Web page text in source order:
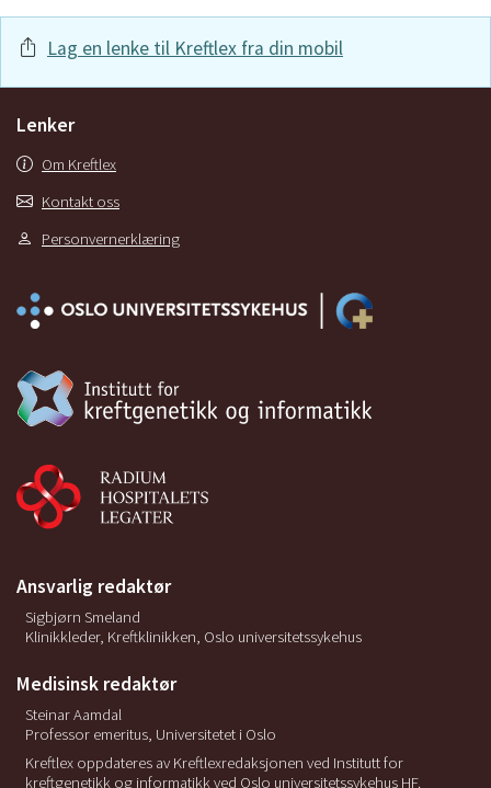
Lag en lenke til Kreftlex fra din mobil
Lenker
Om Kreftlex
Kontakt oss
Personvernerklæring
Ansvarlig redaktør
Sigbjørn Smeland
Klinikkleder, Kreftklinikken, Oslo universitetssykehus
Medisinsk redaktør
Steinar Aamdal
Professor emeritus, Universitetet i Oslo
Kreftlex oppdateres av Kreftlexredaksjonen ved Institutt for
kreftgenetikk og informatikk ved Oslo universitetssykehus HF.